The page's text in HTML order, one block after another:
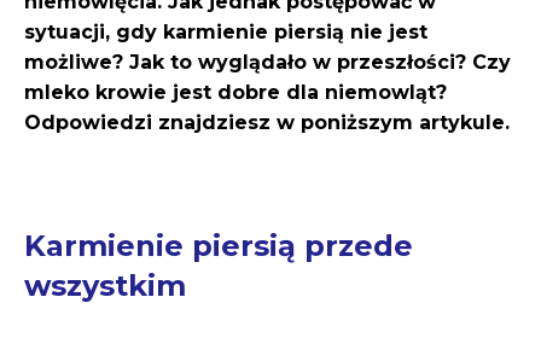
sytuacji, gdy karmienie piersią nie jest
możliwe? Jak to wyglądało w przeszłości? Czy
mleko krowie jest dobre dla niemowląt?
Odpowiedzi znajdziesz w poniższym artykule.
Karmienie piersią przede
wszystkim